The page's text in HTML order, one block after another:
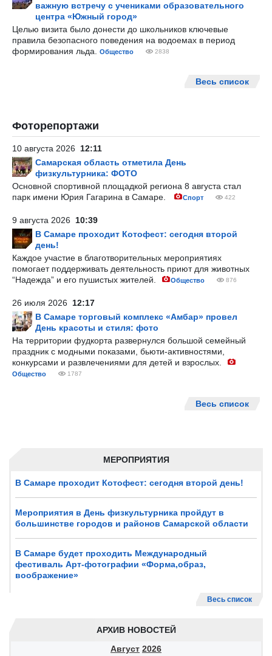
МЕРОПРИЯТИЯ
В Самаре проходит Котофест: сегодня второй день!
Мероприятия в День физкультурника пройдут в
большинстве городов и районов Самарской области
В Самаре будет проходить Международный
фестиваль Арт-фотографии «Форма,образ,
воображение»
Весь список
АРХИВ НОВОСТЕЙ
Август 2026
важную встречу с учениками образовательного
центра «Южный город»
Целью визита было донести до школьников ключевые
правила безопасного поведения на водоемах в период
формирования льда.
Общество 2838
Весь список
Фоторепортажи
10 августа 2026 12:11
Самарская область отметила День
физкультурника: ФОТО
Основной спортивной площадкой региона 8 августа стал
парк имени Юрия Гагарина в Самаре.
Спорт 422
9 августа 2026 10:39
В Самаре проходит Котофест: сегодня второй
день!
Каждое участие в благотворительных мероприятиях
помогает поддерживать деятельность приют для животных
“Надежда” и его пушистых жителей.
Общество 876
26 июля 2026 12:17
В Самаре торговый комплекс «Амбар» провел
День красоты и стиля: фото
На территории фудкорта развернулся большой семейный
праздник с модными показами, бьюти-активностями,
конкурсами и развлечениями для детей и взрослых.
Общество 1787
Весь список